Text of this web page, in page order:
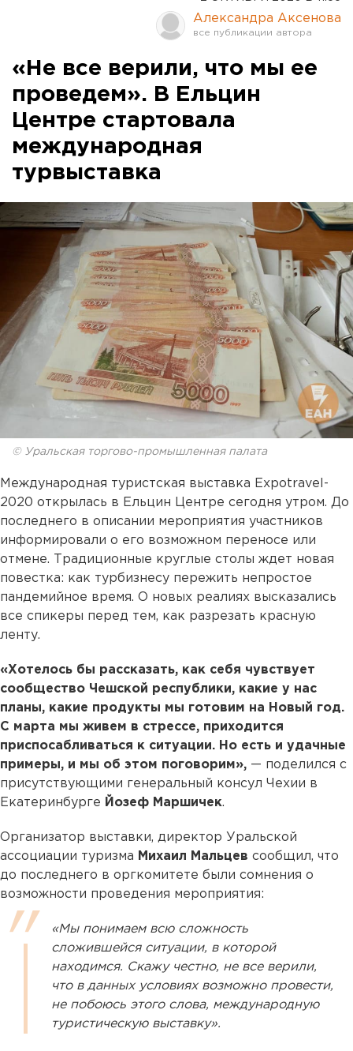
Александра Аксенова
«Не все верили, что мы ее
проведем». В Ельцин
Центре стартовала
международная
турвыставка
© Уральская торгово-промышленная палата
Международная туристская выставка Expotravel-
2020 открылась в Ельцин Центре сегодня утром. До
последнего в описании мероприятия участников
информировали о его возможном переносе или
отмене. Традиционные круглые столы ждет новая
повестка: как турбизнесу пережить непростое
пандемийное время. О новых реалиях высказались
все спикеры перед тем, как разрезать красную
ленту.
«Хотелось бы рассказать, как себя чувствует
сообщество Чешской республики, какие у нас
планы, какие продукты мы готовим на Новый год.
С марта мы живем в стрессе, приходится
приспосабливаться к ситуации. Но есть и удачные
примеры, и мы об этом поговорим», — поделился с
присутствующими генеральный консул Чехии в
Екатеринбурге Йозеф Маршичек.
Организатор выставки, директор Уральской
ассоциации туризма Михаил Мальцев сообщил, что
до последнего в оргкомитете были сомнения о
возможности проведения мероприятия:
«Мы понимаем всю сложность
сложившейся ситуации, в которой
находимся. Скажу честно, не все верили,
что в данных условиях возможно провести,
не побоюсь этого слова, международную
туристическую выставку».